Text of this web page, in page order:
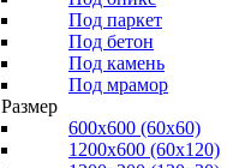
Под паркет
Под бетон
Под камень
Под мрамор
Размер
600х600 (60х60)
1200х600 (60х120)